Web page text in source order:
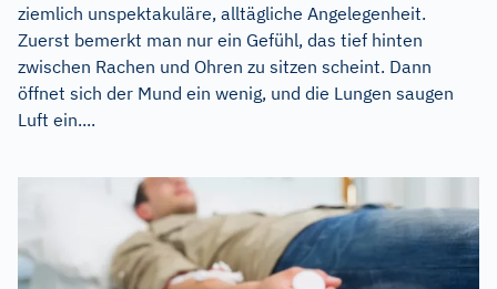
ziemlich unspektakuläre, alltägliche Angelegenheit.
Zuerst bemerkt man nur ein Gefühl, das tief hinten
zwischen Rachen und Ohren zu sitzen scheint. Dann
öffnet sich der Mund ein wenig, und die Lungen saugen
Luft ein....